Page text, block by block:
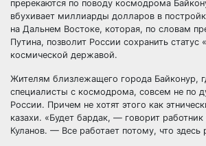
пререкаются по поводу космодрома
вбухивает миллиарды долларов в
на Дальнем Востоке, которая, по словам
Путина, позволит России сохранить статус
космической державой.
Жителям близлежащего города Байконур,
специалисты с космодрома, совсем не по
России. Причем не хотят этого как
казахи. «Будет бардак, — говорит
Куланов. — Все работает потому, что здесь